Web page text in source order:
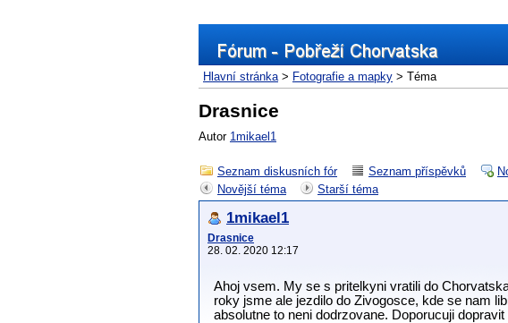
Hlavní stránka> Fotografie a mapky > Téma
Drasnice
Autor 1mikael1
Seznam diskusních fór Seznam příspěvků
Novější téma
Starší téma
1mikael1
Drasnice
28. 02. 2020 12:17
Ahoj vsem. My se s pritelkyni vratili do
roky jsme ale jezdilo do Zivogosce, kde se nam
absolutne to neni dodrzovane. Doporucuji